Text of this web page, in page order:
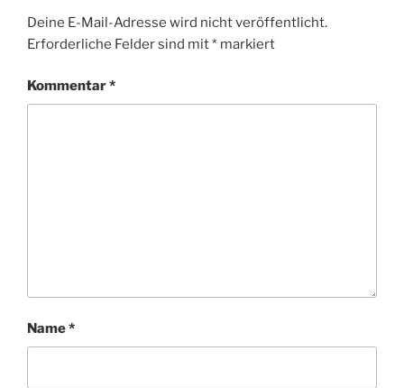
Deine E-Mail-Adresse wird nicht veröffentlicht.
Erforderliche Felder sind mit* markiert
Kommentar*
Name*